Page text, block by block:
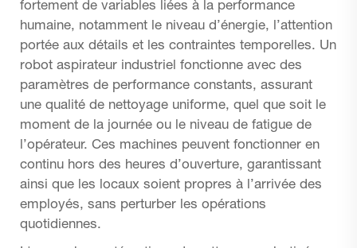
fortement de variables liées à la performance
humaine, notamment le niveau d’énergie, l’attention
portée aux détails et les contraintes temporelles. Un
robot aspirateur industriel fonctionne avec des
paramètres de performance constants, assurant
une qualité de nettoyage uniforme, quel que soit le
moment de la journée ou le niveau de fatigue de
l’opérateur. Ces machines peuvent fonctionner en
continu hors des heures d’ouverture, garantissant
ainsi que les locaux soient propres à l’arrivée des
employés, sans perturber les opérations
quotidiennes.